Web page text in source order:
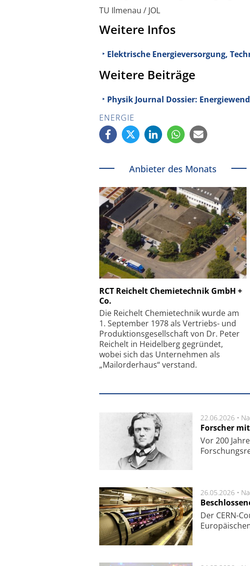
TU Ilmenau / JOL
Weitere Infos
Elektrische Energieversorgung,
Weitere Beiträge
Physik Journal Dossier:
ENERGIE
Anbieter des Monats
RCT Reichelt Chemietechnik GmbH +
Co.
Die Reichelt Chemietechnik wurde am
1. September 1978 als Vertriebs- und
Produktionsgesellschaft von Dr. Peter
Reichelt in Heidelberg gegründet,
wobei sich das Unternehmen als
„Mailorderhaus“ verstand.
Schäfter + Kirchhoff GmbH
22.06.2026 •
Forscher
Vor 200
26.05.2026 •
Der CERN-